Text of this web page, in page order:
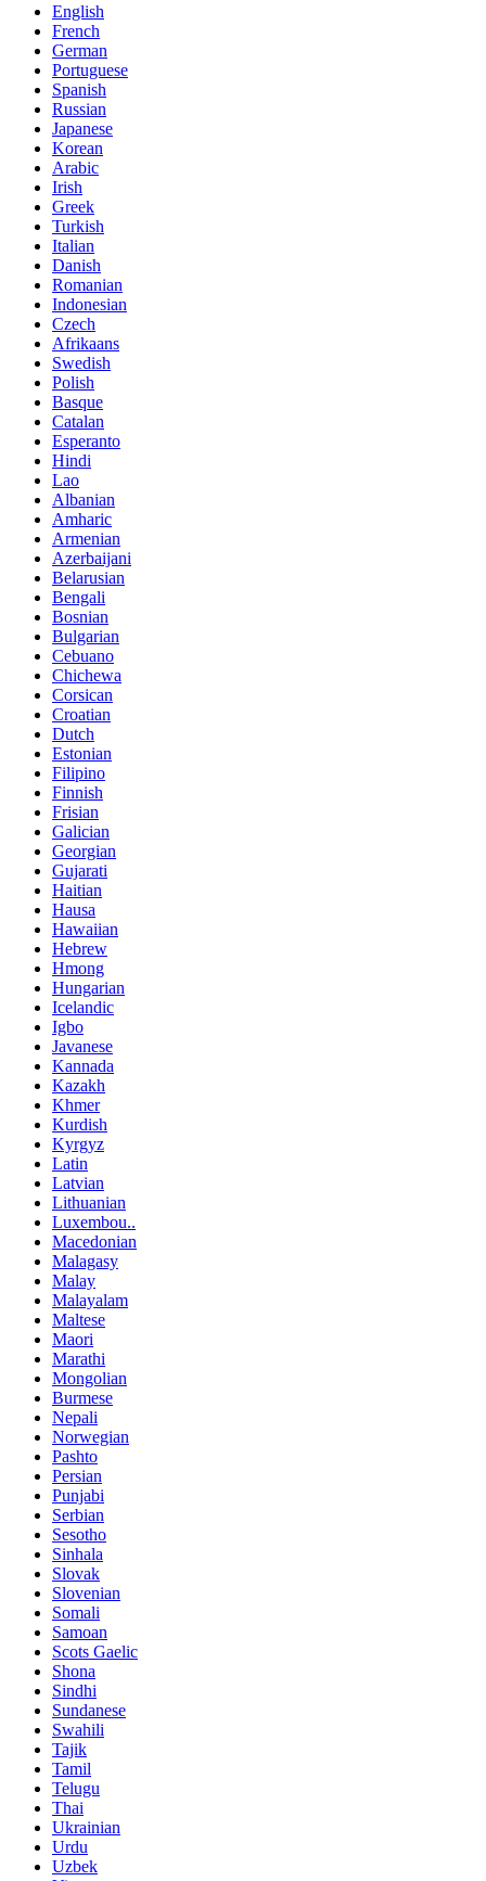
English
French
German
Portuguese
Spanish
Russian
Japanese
Korean
Arabic
Irish
Greek
Turkish
Italian
Danish
Romanian
Indonesian
Czech
Afrikaans
Swedish
Polish
Basque
Catalan
Esperanto
Hindi
Lao
Albanian
Amharic
Armenian
Azerbaijani
Belarusian
Bengali
Bosnian
Bulgarian
Cebuano
Chichewa
Corsican
Croatian
Dutch
Estonian
Filipino
Finnish
Frisian
Galician
Georgian
Gujarati
Haitian
Hausa
Hawaiian
Hebrew
Hmong
Hungarian
Icelandic
Igbo
Javanese
Kannada
Kazakh
Khmer
Kurdish
Kyrgyz
Latin
Latvian
Lithuanian
Luxembou..
Macedonian
Malagasy
Malay
Malayalam
Maltese
Maori
Marathi
Mongolian
Burmese
Nepali
Norwegian
Pashto
Persian
Punjabi
Serbian
Sesotho
Sinhala
Slovak
Slovenian
Somali
Samoan
Scots Gaelic
Shona
Sindhi
Sundanese
Swahili
Tajik
Tamil
Telugu
Thai
Ukrainian
Urdu
Uzbek